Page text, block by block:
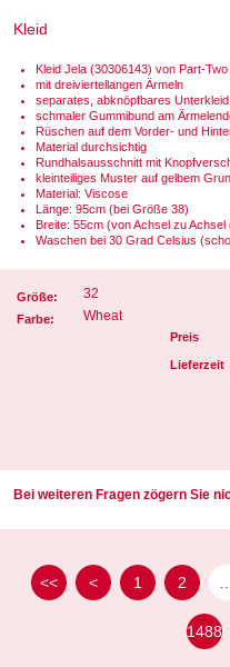
Kleid
Kleid Jela (30306143) von Part-
mit dreiviertellangen Ärmeln
separates, abknöpfbares
schmaler Gummibund am
Rüschen auf dem Vorder- und
Material durchsichtig
Rundhalsausschnitt mit
kleinteiliges Muster auf gelbem
Material: Viscose
Länge: 95cm (bei Größe 38)
Breite: 55cm (von Achsel zu
Waschen bei 30 Grad Celsius
Größe: 32
Farbe: Wheat
Preis
Lieferzeit
Bei weiteren Fragen zögern Sie
<< < 1 2
1488